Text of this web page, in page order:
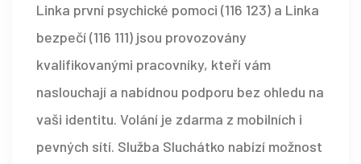
Linka první psychické pomoci (116 123) a Linka
bezpečí (116 111) jsou provozovány
kvalifikovanými pracovníky, kteří vám
naslouchají a nabídnou podporu bez ohledu na
vaši identitu. Volání je zdarma z mobilních i
pevných sítí. Služba Sluchátko nabízí možnost